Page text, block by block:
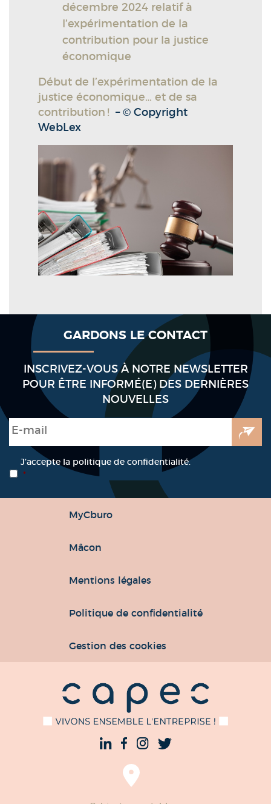
décembre 2024 relatif à
l’expérimentation de la
contribution pour la justice
économique
Début de l’expérimentation de la
justice économique… et de sa
contribution ! – © Copyright
WebLex
GARDONS LE CONTACT
INSCRIVEZ-VOUS À NOTRE NEWSLETTER
POUR ÊTRE INFORMÉ(E) DES DERNIÈRES
NOUVELLES
E-mail
RGPD *
J’accepte la politique de confidentialité.
*
MyCburo
Mâcon
Mentions légales
Politique de confidentialité
Gestion des cookies